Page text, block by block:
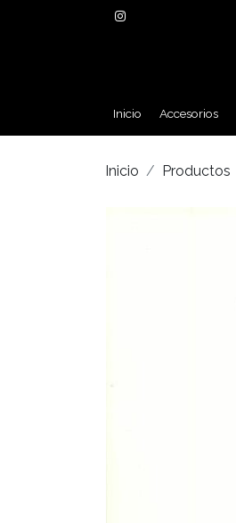
Inicio Accesorios
Inicio Productos